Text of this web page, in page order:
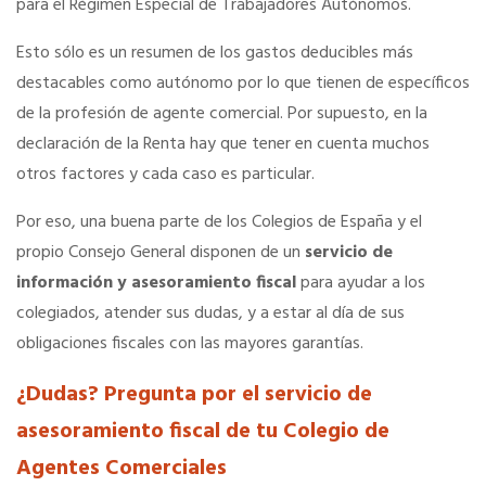
Hoteles
Apps
Información a la última
Una gran organización
OFERTAS DE EMPLEO
Esto sólo es un resumen de los gastos deducibles más
destacables como autónomo por lo que tienen de específicos
de la profesión de agente comercial. Por supuesto, en la
declaración de la Renta hay que tener en cuenta muchos
otros factores y cada caso es particular.
Por eso, una buena parte de los Colegios de España y el
propio Consejo General disponen de un servicio de
información y asesoramiento fiscalpara ayudar a los
colegiados, atender sus dudas, y a estar al día de sus
obligaciones fiscales con las mayores garantías.
¿Dudas? Pregunta por el servicio de
asesoramiento fiscal de tu Colegio de
Agentes Comerciales